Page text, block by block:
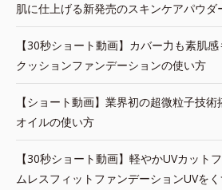
肌に仕上げる新発売のスキンケアパウダ
【30秒ショート動画】カバー力も素肌
クッションファンデーションの使い方
【ショート動画】業界初の超微粒子技
オイルの使い方
【30秒ショート動画】軽やかUVカット
ムレスフィットファンデーションUVを